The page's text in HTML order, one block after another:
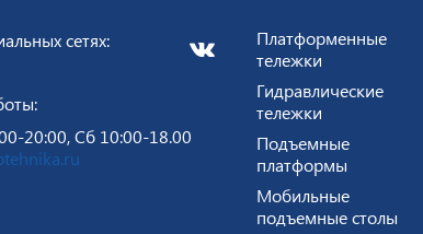
сетях:
20:00, Сб 10:00-18.00
Платформенные
тележки
Гидравлические
тележки
Подъемные
платформы
Мобильные
подъемные столы